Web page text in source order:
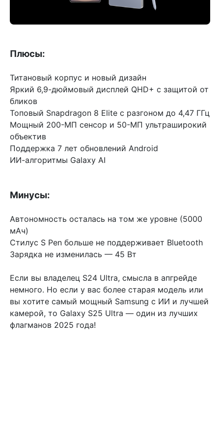
Плюсы:
Титановый корпус и новый дизайн
Яркий 6,9-дюймовый дисплей QHD+ с защитой от
бликов
Топовый Snapdragon 8 Elite с разгоном до 4,47 ГГц
Мощный 200-МП сенсор и 50-МП ультраширокий
объектив
Поддержка 7 лет обновлений Android
ИИ-алгоритмы Galaxy AI
Минусы:
Автономность осталась на том же уровне (5000
мАч)
Стилус S Pen больше не поддерживает Bluetooth
Зарядка не изменилась — 45 Вт
Если вы владелец S24 Ultra, смысла в апгрейде
немного. Но если у вас более старая модель или
вы хотите самый мощный Samsung с ИИ и лучшей
камерой, то Galaxy S25 Ultra — один из лучших
флагманов 2025 года!